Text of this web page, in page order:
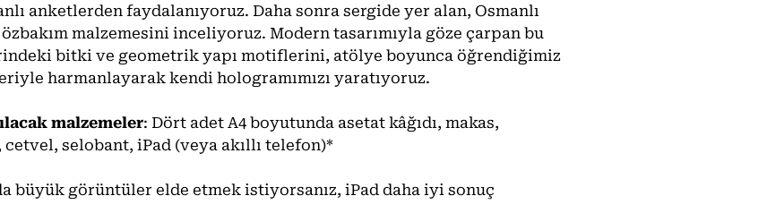
anketlerden faydalanıyoruz. Daha sonra sergide yer alan, Osmanlı
malzemesini inceliyoruz. Modern tasarımıyla göze çarpan bu
bitki ve geometrik yapı motiflerini, atölye boyunca öğrendiğimiz
harmanlayarak kendi hologramımızı yaratıyoruz.
malzemeler: Dört adet A4 boyutunda asetat kâğıdı, makas,
selobant, iPad (veya akıllı telefon)*
büyük görüntüler elde etmek istiyorsanız, iPad daha iyi sonuç